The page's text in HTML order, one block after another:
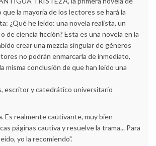
que la mayoría de los lectores se hará la
¿Qué he leído: una novela realista, un
de ciencia ficción? Esta es una novela en la
crear una mezcla singular de géneros
no podrán enmarcarla de inmediato,
misma conclusión de que han leído una
escritor y catedrático universitario
Es realmente cautivante, muy bien
páginas cautiva y resuelve la trama... Para
yo la recomiendo".